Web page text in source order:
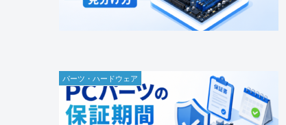
パーツ・ハードウェア